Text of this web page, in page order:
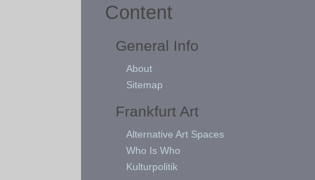
Content
General Info
About
Sitemap
Frankfurt Art
Alternative Art Spaces
Who Is Who
Kulturpolitik